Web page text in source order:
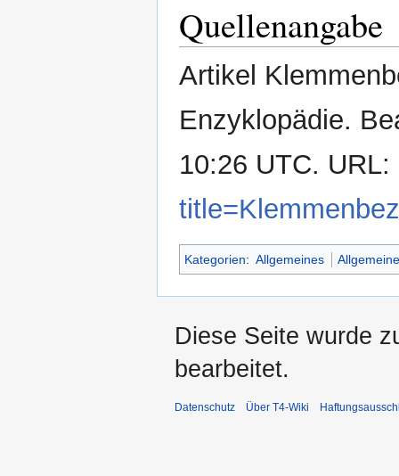
Quellenangabe
Artikel
Enzyklopädie.
10:26 UTC. URL:
Kategorien: Allgemeines
Diese Seite wurde
bearbeitet.
Datenschutz Über T4-Wiki